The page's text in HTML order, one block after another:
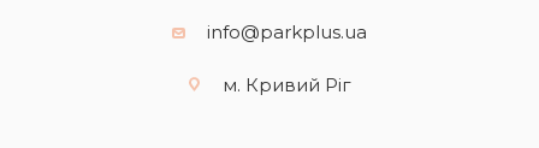
info@parkplus.ua
м. Кривий Ріг